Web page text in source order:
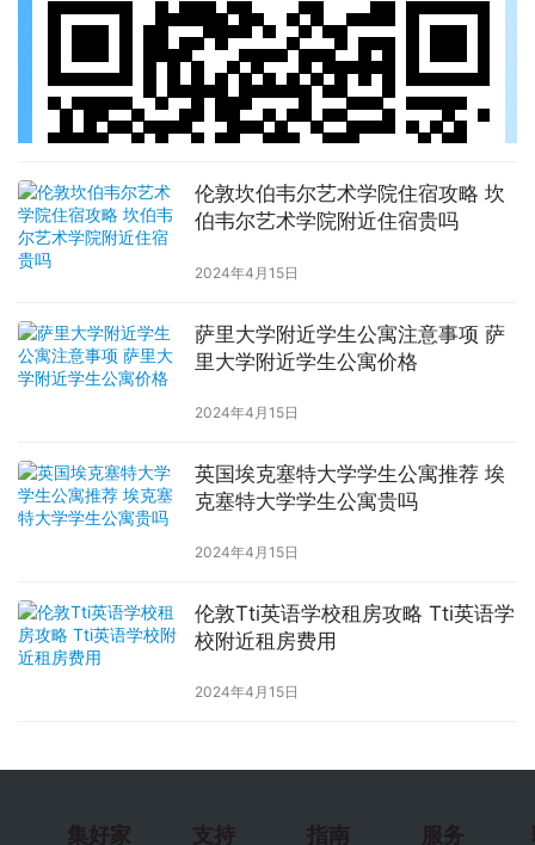
伦敦坎伯韦尔艺术学院住宿攻略 坎
伯韦尔艺术学院附近住宿贵吗
2024年4月15日
萨里大学附近学生公寓注意事项 萨
里大学附近学生公寓价格
2024年4月15日
英国埃克塞特大学学生公寓推荐 埃
克塞特大学学生公寓贵吗
2024年4月15日
伦敦Tti英语学校租房攻略 Tti英语学
校附近租房费用
2024年4月15日
集好家 支持 指南 服务